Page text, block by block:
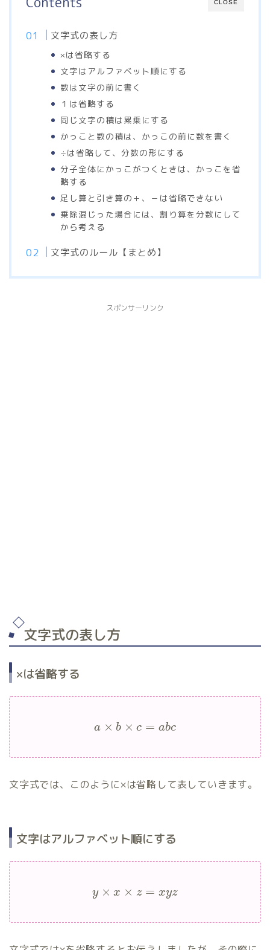
CLOSE
文字式の表し方
×は省略する
文字はアルファベット順にする
数は文字の前に書く
１は省略する
同じ文字の積は累乗にする
かっこと数の積は、かっこの前に数を書く
÷は省略して、分数の形にする
分子全体にかっこがつくときは、かっこを省
略する
足し算と引き算の＋、－は省略できない
乗除混じった場合には、割り算を分数にして
から考える
文字式のルール【まとめ】
スポンサーリンク
文字式の表し方
×は省略する
a × b × c = abc
文字式では、このように×は省略して表していきます。
文字はアルファベット順にする
y × x × z = xyz